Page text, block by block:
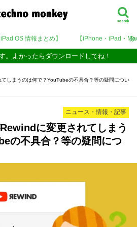
search
iPad OS 情報まとめ】 【iPhone・iPad・
。よかったらダウンロードしてね！
しまうのは何で？YouTubeの不具合？等の疑問につい
ニュース・情報・記事
に変更されてしまう
の不具合？等の疑問につ